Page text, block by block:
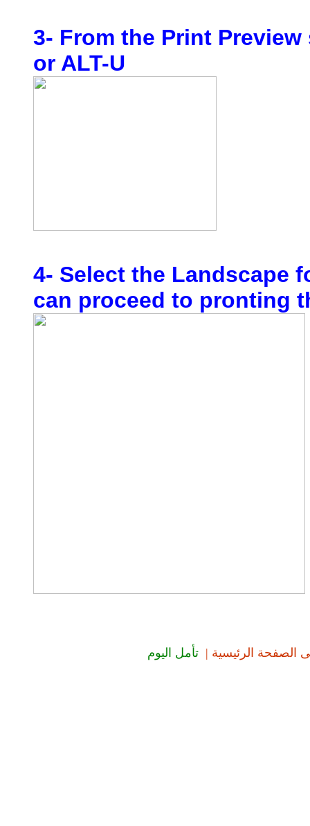
3- From the Print
or ALT-U
4- Select the Landscape
can proceed to pronting
الصفحة الرئيسية | تأمل اليوم